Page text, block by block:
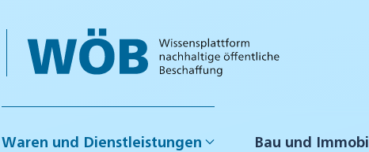
Waren und Dienstleistungen Bau und